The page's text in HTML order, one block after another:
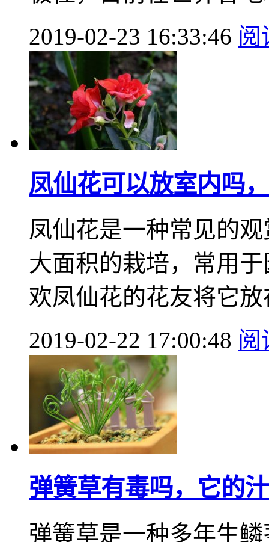
2019-02-23 16:33:46 阅
凤仙花可以放室内吗
凤仙花是一种常见的
大面积的栽培，常用
欢凤仙花的花友将它放
2019-02-22 17:00:48 阅
弹簧草有毒吗，它的
弹簧草是一种多年生